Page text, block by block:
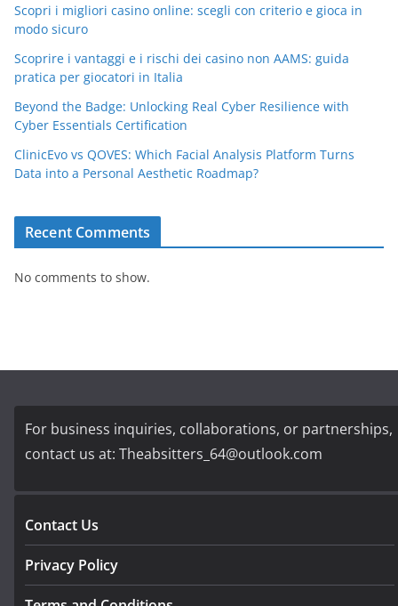
Scopri i migliori casino online: scegli con criterio e gioca in
modo sicuro
Scoprire i vantaggi e i rischi dei casino non AAMS: guida
pratica per giocatori in Italia
Beyond the Badge: Unlocking Real Cyber Resilience with
Cyber Essentials Certification
ClinicEvo vs QOVES: Which Facial Analysis Platform Turns
Data into a Personal Aesthetic Roadmap?
Recent Comments
No comments to show.
For business inquiries, collaborations, or partnerships,
contact us at: Theabsitters_64@outlook.com
Contact Us
Privacy Policy